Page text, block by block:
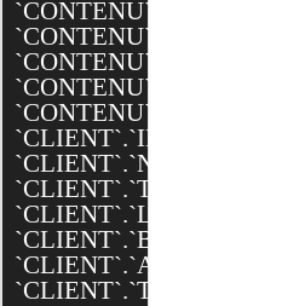
`CONTENU`.`CREATED`,
`CLIENT`.`ID`,
`CLIENT`.`NOM`,
`CLIENT`.`TEXTE`,
`CLIENT`.`LOGO`,
`CLIENT`.`BANNIERE`,
`CLIENT`.`ADRESSE`,